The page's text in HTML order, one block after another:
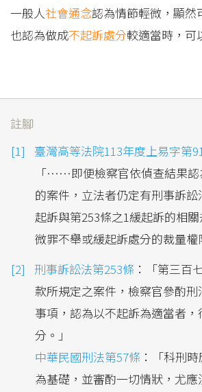
一般人社會通念認為情節輕微，顯然
也認為做成不起訴處分較適當時，可
註腳
臺灣高等法院113年度上易字第
「……即便檢察官依偵查結果
的案件，立法者仍定有刑事訴
起訴與第253條之1緩起訴的相
微罪不舉或緩起訴處分的裁量權
刑事訴訟法第253條 ：「第三百
款所規定之案件，檢察官參酌
事項，認為以不起訴為適當者
分。」
中華民國刑法第57條 ：「科刑
為基礎，並審酌一切情狀，尤